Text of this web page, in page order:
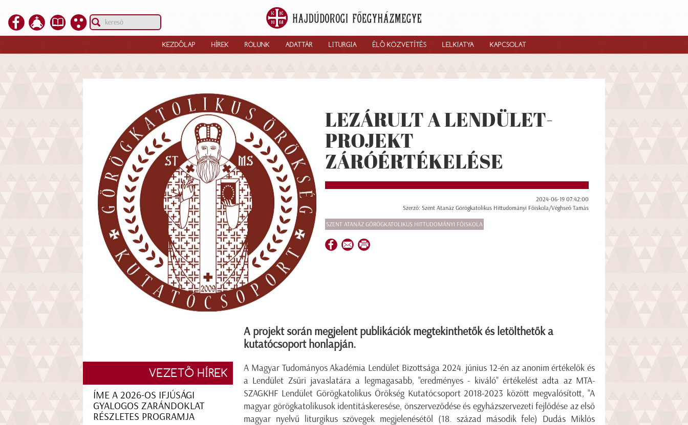
KEZDŐLAP HÍREK RÓLUNK ADATTÁR LITURGIA ÉLŐ KÖZVETÍTÉS LELKIATYA KAPCSOLAT
LEZÁRULT A LENDÜLET-
PROJEKT
ZÁRÓÉRTÉKELÉSE
2024-06-19 07:42:00
Szerző: Szent Atanáz Görögkatolikus Hittudományi Főiskola/Véghseő Tamás
SZENT ATANÁZ GÖRÖGKATOLIKUS HITTUDOMÁNYI FŐISKOLA
A projekt során megjelent publikációk megtekinthetők és letölthetők a
kutatócsoport honlapján.
A Magyar Tudományos Akadémia Lendület Bizottsága 2024. június 12-én az anonim értékelők és
a Lendület Zsűri javaslatára a legmagasabb, "eredményes - kiváló" értékelést adta az MTA-
SZAGKHF Lendület Görögkatolikus Örökség Kutatócsoport 2018-2023 között megvalósított, "A
magyar görögkatolikusok identitáskeresése, önszerveződése és egyházszervezeti fejlődése az első
magyar nyelvű liturgikus szövegek megjelenésétől (18. század második fele) Dudás Miklós
VEZETŐ HÍREK
ÍME A 2026-OS IFJÚSÁGI
GYALOGOS ZARÁNDOKLAT
RÉSZLETES PROGRAMJA